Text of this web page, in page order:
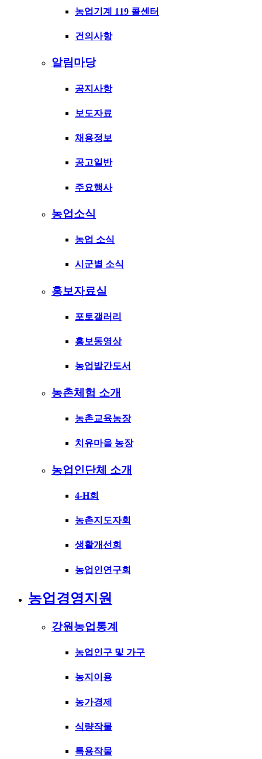
농업기계 119 콜센터
건의사항
알림마당
공지사항
보도자료
채용정보
공고일반
주요행사
농업소식
농업 소식
시군별 소식
홍보자료실
포토갤러리
홍보동영상
농업발간도서
농촌체험 소개
농촌교육농장
치유마을 농장
농업인단체 소개
4-H회
농촌지도자회
생활개선회
농업인연구회
농업경영지원
강원농업통계
농업인구 및 가구
농지이용
농가경제
식량작물
특용작물